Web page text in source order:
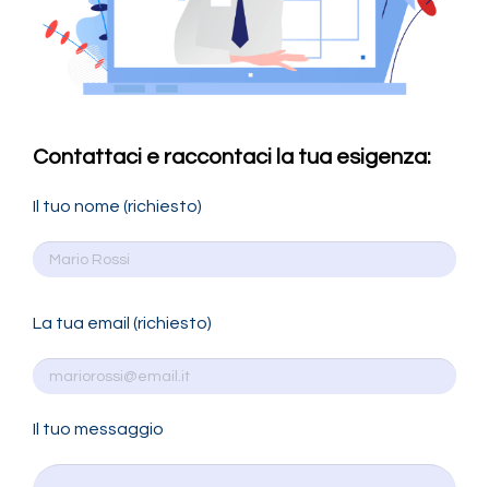
Contattaci e raccontaci la tua esigenza:
Il tuo nome (richiesto)
La tua email (richiesto)
Il tuo messaggio